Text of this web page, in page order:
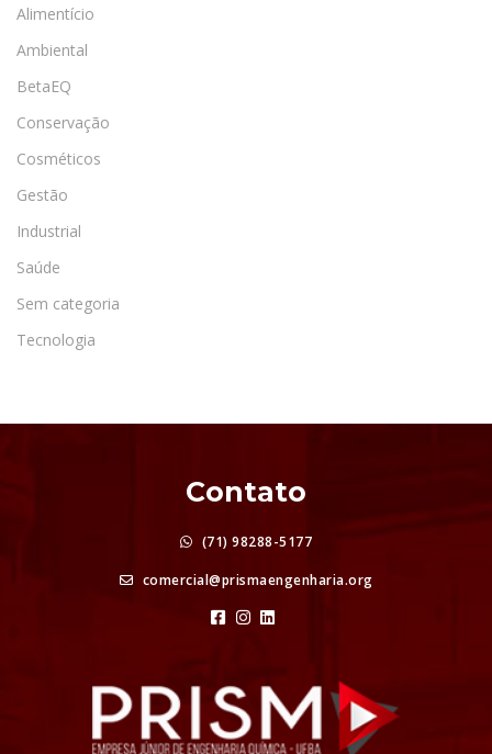
Alimentício
Ambiental
BetaEQ
Conservação
Cosméticos
Gestão
Industrial
Saúde
Sem categoria
Tecnologia
Contato
(71) 98288-5177
comercial@prismaengenharia.org